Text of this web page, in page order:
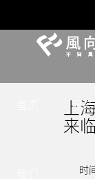
服务
上
来
时